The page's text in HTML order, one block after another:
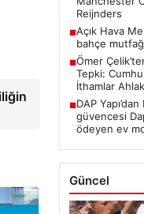
Reijnders
■Açık Hava
bahçe
■Ömer
Tepki:
İthamlar
■DAP
güvencesi
ödeyen ev
Güncel